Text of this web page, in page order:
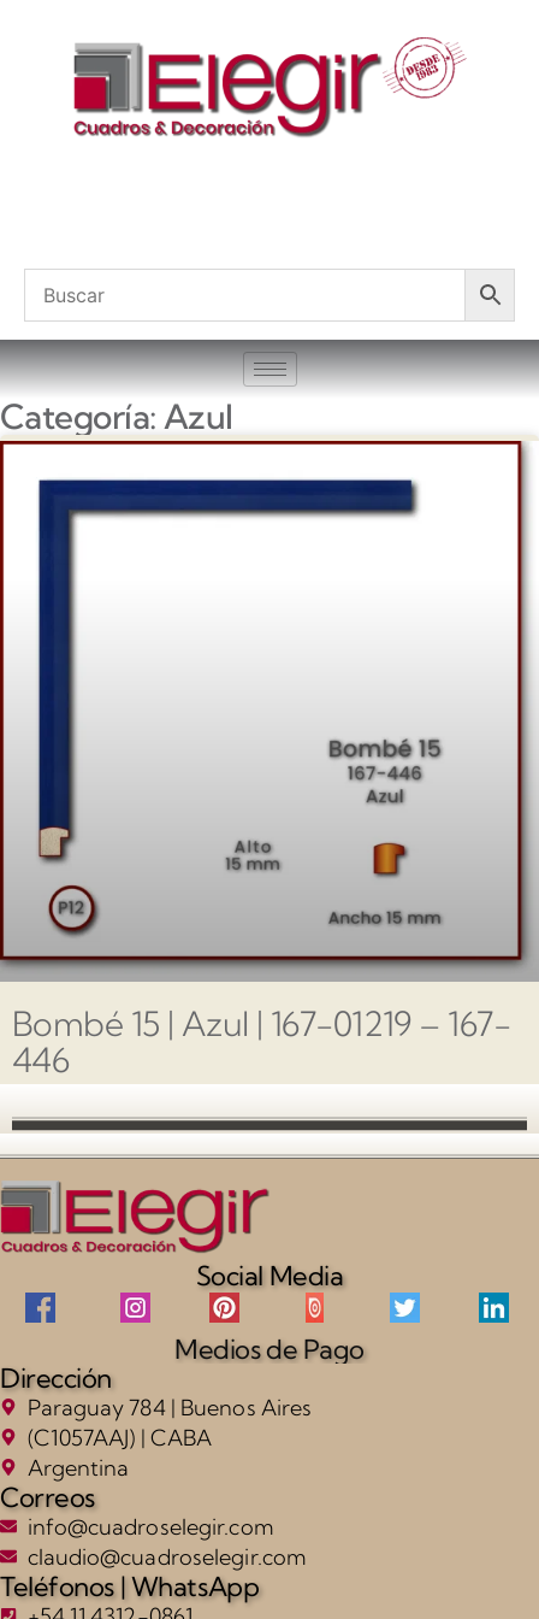
Categoría: Azul
Bombé 15 | Azul | 167-01219 – 167-
446
Social Media
Medios de Pago
Dirección
Paraguay 784 | Buenos Aires
(C1057AAJ) | CABA
Argentina
Correos
info@cuadroselegir.com
claudio@cuadroselegir.com
Teléfonos | WhatsApp